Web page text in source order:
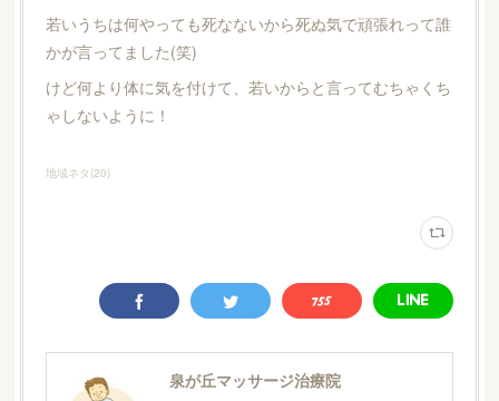
若いうちは何やっても死なないから死ぬ気で頑張れって誰
かが言ってました(笑)
けど何より体に気を付けて、若いからと言ってむちゃくち
ゃしないように！
地域ネタ (20)
泉が丘マッサージ治療院